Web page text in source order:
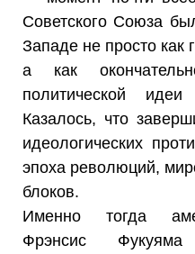
Советского Союза
Западе не просто как
а как
политической
Казалось, что
идеологических
эпоха революций,
блоков.
Именно тогда
Фрэнсис